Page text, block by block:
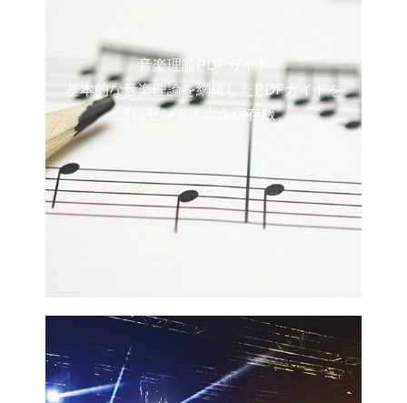
音楽理論PDFガイド
基本的な音楽理論を網羅したPDFガイドを
プレゼント！永久保存版。